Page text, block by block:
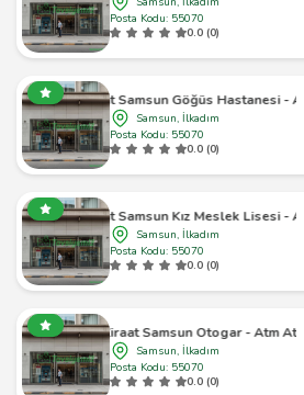
Posta Kodu: 55070
0.0 (0)
Ziraat Samsun Göğüs Hastanesi - Atm Atm
Samsun, İlkadım
Posta Kodu: 55070
0.0 (0)
Ziraat Samsun Kız Meslek Lisesi - Atm Atm
Samsun, İlkadım
Posta Kodu: 55070
0.0 (0)
Ziraat Samsun Otogar - Atm Atm
Samsun, İlkadım
Posta Kodu: 55070
0.0 (0)